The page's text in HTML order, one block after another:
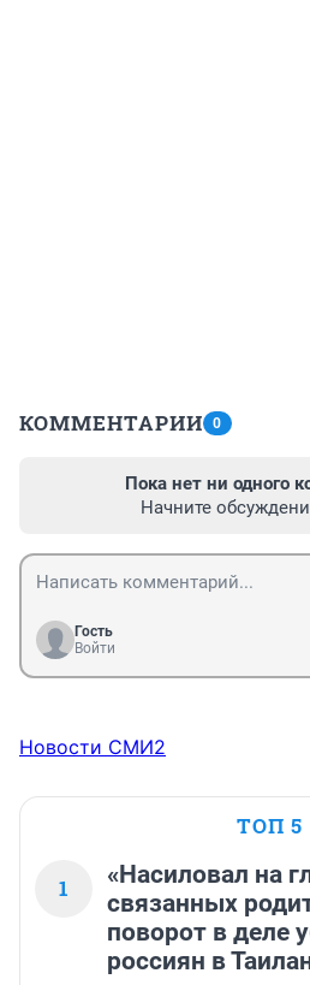
КОММЕНТАРИИ 0
Пока нет ни одного
Начните
Гость
Войти
Новости СМИ2
ТОП 5
1
«Насиловал на
связанных
поворот в деле
россиян в